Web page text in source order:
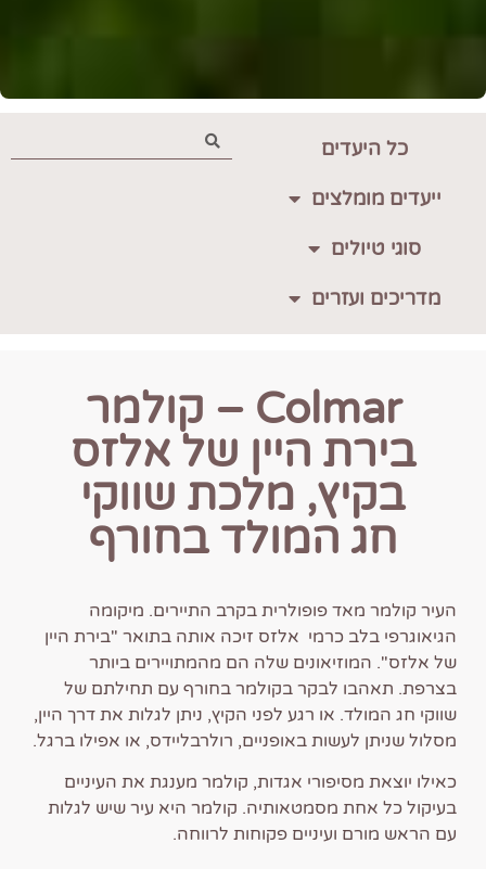
כל היעדים
ייעדים מומלצים
סוגי טיולים
מדריכים ועזרים
Colmar – קולמר
בירת היין של אלזס
בקיץ, מלכת שווקי
חג המולד בחורף
העיר קולמר מאד פופולרית בקרב התיירים. מיקומה
הגיאוגרפי בלב כרמי אלזס זיכה אותה בתואר "בירת היין
של אלזס". המוזיאונים שלה הם מהמתויירים ביותר
בצרפת. תאהבו לבקר בקולמר בחורף עם תחילתם של
שווקי חג המולד. או רגע לפני הקיץ, ניתן לגלות את דרך היין,
מסלול שניתן לעשות באופניים, רולרבליידס, או אפילו ברגל.
כאילו יוצאת מסיפורי אגדות, קולמר מענגת את העיניים
בעיקול כל אחת מסמטאותיה. קולמר היא עיר שיש לגלות
עם הראש מורם ועיניים פקוחות לרווחה.